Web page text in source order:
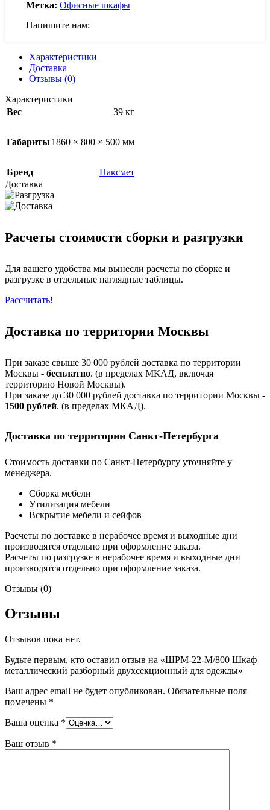
Метка: Офисные шкафы
Напишите нам:
Характеристики
Доставка
Отзывы (0)
Характеристики
Вес
39 кг
Габариты 1860 × 800 × 500 мм
Бренд
Паксмет
Доставка
Расчеты стоимости сборки и разгрузки
Для вашего удобства мы вынесли расчеты по сборке и
разгрузке в отдельные наглядные таблицы.
Рассчитать!
Доставка по территории Москвы
При заказе свыше 30 000 рублей доставка по территории
Москвы - бесплатно. (в пределах МКАД, включая
территорию Новой Москвы).
При заказе до 30 000 рублей доставка по территории Москвы -
1500 рублей. (в пределах МКАД).
Доставка по территории Санкт-Петербурга
Стоимость доставки по Санкт-Петербургу уточняйте у
менеджера.
Сборка мебели
Утилизация мебели
Вскрытие мебели и сейфов
Расчеты по доставке в нерабочее время и выходные дни
производятся отдельно при оформление заказа.
Расчеты по разгрузке в нерабочее время и выходные дни
производятся отдельно при оформление заказа.
Отзывы (0)
Отзывы
Отзывов пока нет.
Будьте первым, кто оставил отзыв на «ШРМ-22-М/800 Шкаф
металлический разборный двухсекционный для одежды»
Ваш адрес email не будет опубликован. Обязательные поля
помечены *
Ваша оценка *
Ваш отзыв *